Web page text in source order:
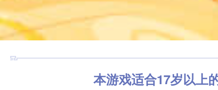
本游戏适合17岁以上